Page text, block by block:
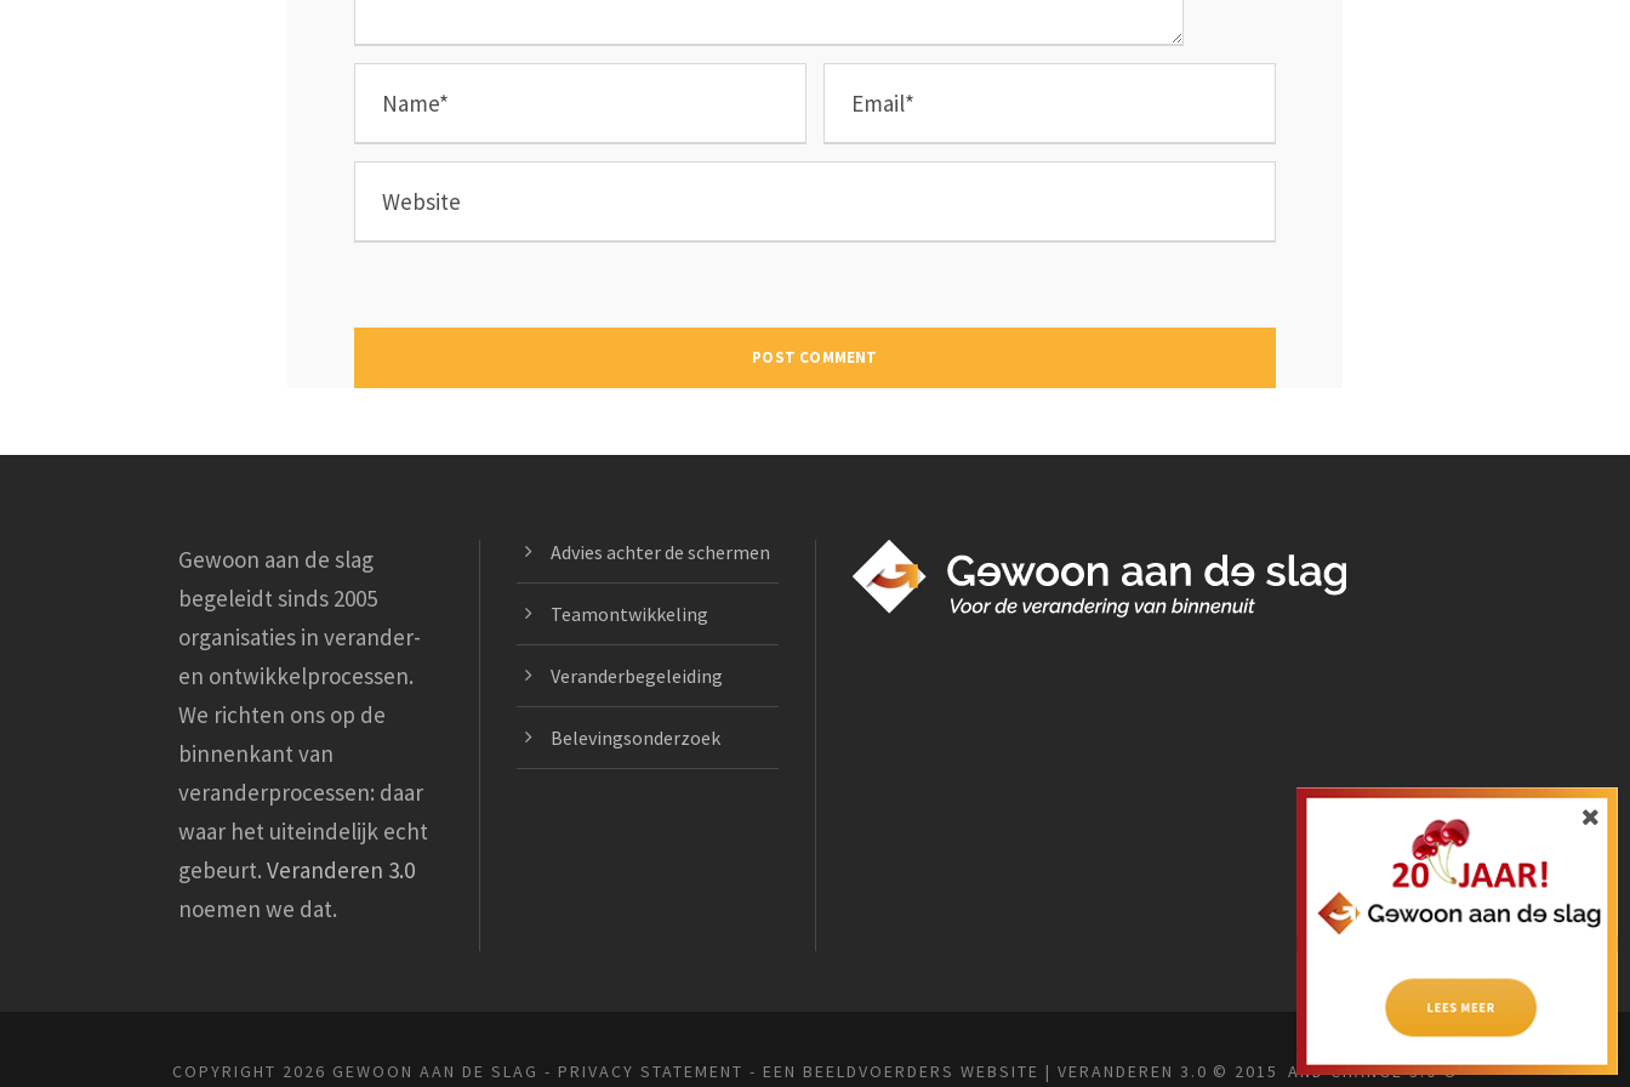
Gewoon aan de slag
begeleidt sinds 2005
organisaties in verander-
en ontwikkelprocessen.
We richten ons op de
binnenkant van
veranderprocessen: daar
waar het uiteindelijk echt
gebeurt. Veranderen 3.0
noemen we dat.
Advies achter de schermen
Teamontwikkeling
Veranderbegeleiding
Belevingsonderzoek
COPYRIGHT 2026 GEWOON AAN DE SLAG - PRIVACY STATEMENT - EEN BEELDVOERDERS WEBSITE | VERANDEREN 3.0 © 2015 AND CHANGE 3.0 ©